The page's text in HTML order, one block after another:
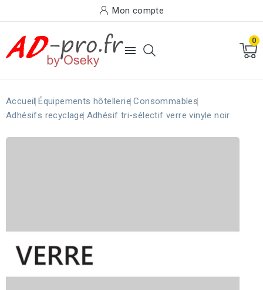
Mon compte

0
Accueil Équipements hôtellerie Consommables
Adhésifs recyclage Adhésif tri-sélectif verre vinyle noir